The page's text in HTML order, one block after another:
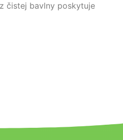
čistej bavlny poskytuje